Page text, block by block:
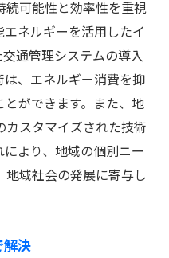
と土木技術の融合
解決する方法
で解決する手法
的な解決策の提示
木技術の取り組み
新たな挑戦
可能性と効率性を重視
ネルギーを活用したイ
通管理システムの導入
、エネルギー消費を抑
ができます。また、地
スタマイズされた技術
より、地域の個別ニー
域社会の発展に寄与し
決